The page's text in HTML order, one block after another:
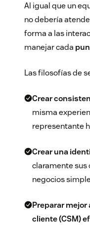
Al igual que un
no debería
forma a las
manejar cada
Las filosofías de
Crear
misma
representante
Crear una
claramente sus
negocios
Preparar mejor
cliente (CSM)